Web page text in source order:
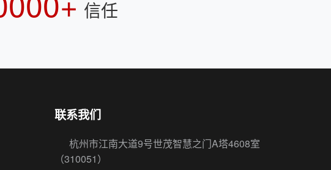
信任
联系我们
杭州市江南大道9号世茂智慧之门A塔4608室
（310051）